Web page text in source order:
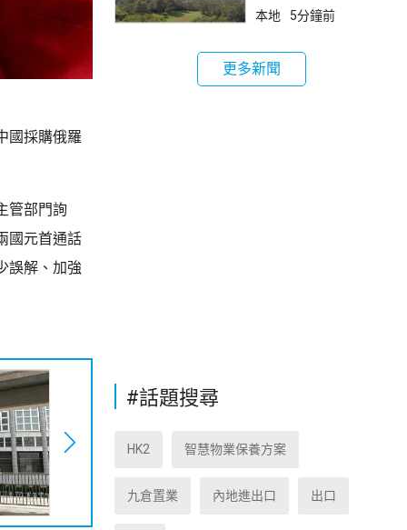
國採購俄羅
管部門詢
國元首通話
誤解、加強
度為境內最高
本地 5分鐘前
更多新聞
#話題搜尋
HK2 智慧物業保養方案
九倉置業 內地進出口 出口